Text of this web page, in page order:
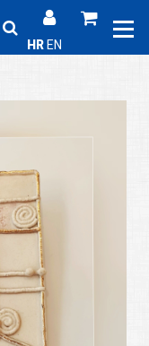
HR EN